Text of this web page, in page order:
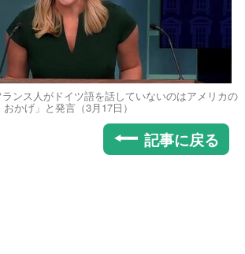
ンス人がドイツ語を話していないのはアメリカの
おかげ」と発言（3月17日）
記事に戻る